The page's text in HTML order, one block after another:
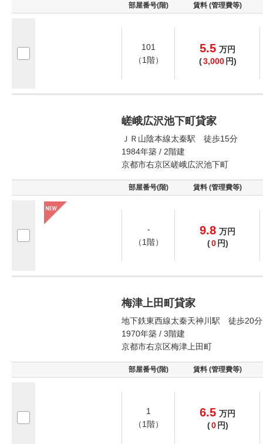
部屋番号(階) 賃料 (管理費等)
101
（1階）
5.5 万円
(3,000 円)
嵯峨広沢池下町貸家
ＪＲ山陰本線太秦駅 徒歩15分
1984年築 / 2階建
京都市右京区嵯峨広沢池下町
部屋番号(階) 賃料 (管理費等)
-
（1階）
9.8 万円
(0 円)
梅津上田町貸家
地下鉄東西線太秦天神川駅 徒歩20分
1970年築 / 3階建
京都市右京区梅津上田町
部屋番号(階) 賃料 (管理費等)
1
（1階）
6.5 万円
(0 円)